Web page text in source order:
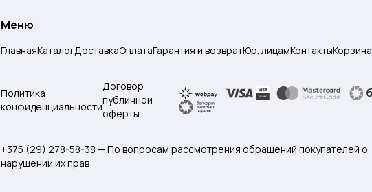
Меню
ГлавнаяКаталогДоставкаОплатаГарантия и возвратЮр. лицамКонтактыКорзина
Политика
конфиденциальности
Договор
публичной
оферты
+375 (29) 278-58-38 — По вопросам рассмотрения обращений покупателей о
нарушении их прав